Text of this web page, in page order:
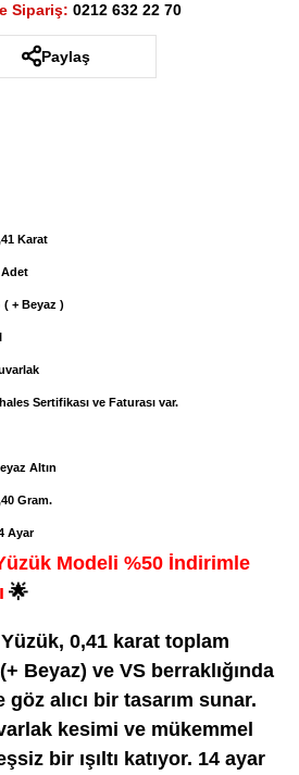
Sipariş: 0212 632 22 70
Paylaş
Karat
Adet
( + Beyaz )
Sertifikası ve Faturası var.
Altın
Gram.
Ayar
Modeli %50 İndirimle
🌟
0,41 karat toplam
Beyaz) ve VS berraklığında
göz alıcı bir tasarım sunar.
kesimi ve mükemmel
bir ışıltı katıyor. 14 ayar